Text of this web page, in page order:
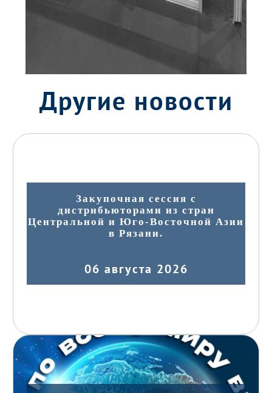
Другие новости
Закупочная сессия с
дистрибьюторами из стран
Центральной и Юго-Восточной Азии
в Рязани.
06 августа 2026